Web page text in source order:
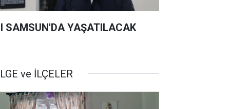
SAMSUN'DA YAŞATILACAK
ve İLÇELER